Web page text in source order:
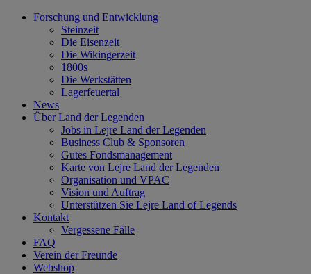
Skip
Forschung und Entwicklung
Steinzeit
Die Eisenzeit
Die Wikingerzeit
1800s
Die Werkstätten
Lagerfeuertal
News
Über Land der Legenden
Jobs in Lejre Land der Legenden
Business Club & Sponsoren
Gutes Fondsmanagement
Karte von Lejre Land der Legenden
Organisation und VPAC
Vision und Auftrag
Unterstützen Sie Lejre Land of Legends
Kontakt
Vergessene Fälle
FAQ
Verein der Freunde
Webshop